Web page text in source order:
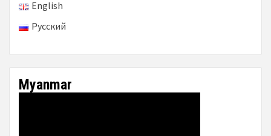
English
Русский
Myanmar